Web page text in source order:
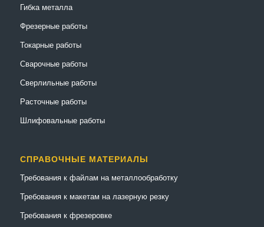
Гибка металла
Фрезерные работы
Токарные работы
Сварочные работы
Сверлильные работы
Расточные работы
Шлифовальные работы
СПРАВОЧНЫЕ МАТЕРИАЛЫ
Требования к файлам на металлообработку
Требования к макетам на лазерную резку
Требования к фрезеровке